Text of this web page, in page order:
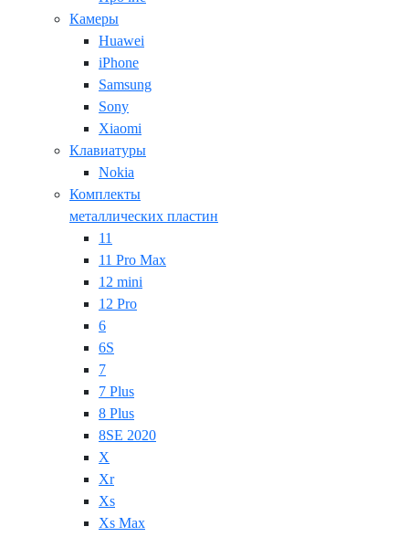
Камеры
Huawei
iPhone
Samsung
Sony
Xiaomi
Клавиатуры
Nokia
Комплекты
металлических пластин
11
11 Pro Max
12 mini
12 Pro
6
6S
7
7 Plus
8 Plus
8SE 2020
X
Xr
Xs
Xs Max